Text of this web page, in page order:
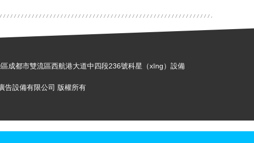
成都市雙流區西航港大道中四段236號科星（xīng）設備
告設備有限公司 版權所有